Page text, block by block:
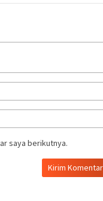
saya berikutnya.